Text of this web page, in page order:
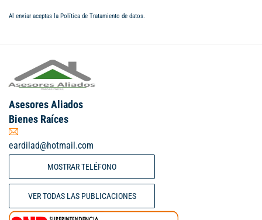
Al enviar aceptas la Política de Tratamiento de datos.
Asesores Aliados
Bienes Raíces
eardilad@hotmail.com
MOSTRAR TELÉFONO
VER TODAS LAS PUBLICACIONES